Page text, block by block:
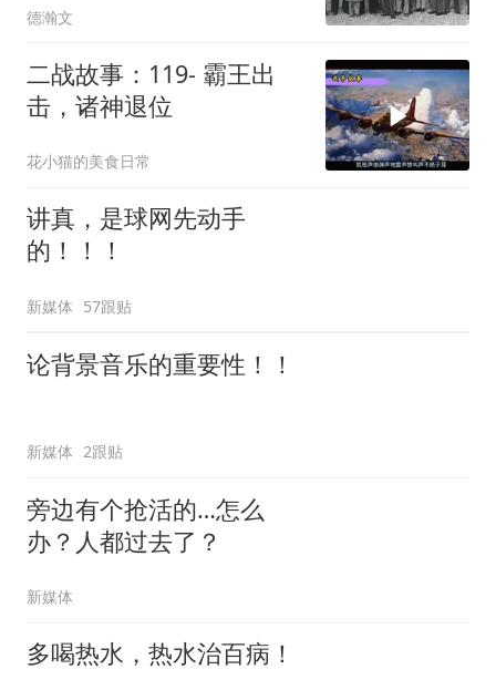
德瀚文
二战故事：119- 霸王出
击，诸神退位
花小猫的美食日常
讲真，是球网先动手
的！！！
新媒体 57跟贴
论背景音乐的重要性！！
新媒体 2跟贴
旁边有个抢活的…怎么
办？人都过去了？
新媒体
多喝热水，热水治百病！